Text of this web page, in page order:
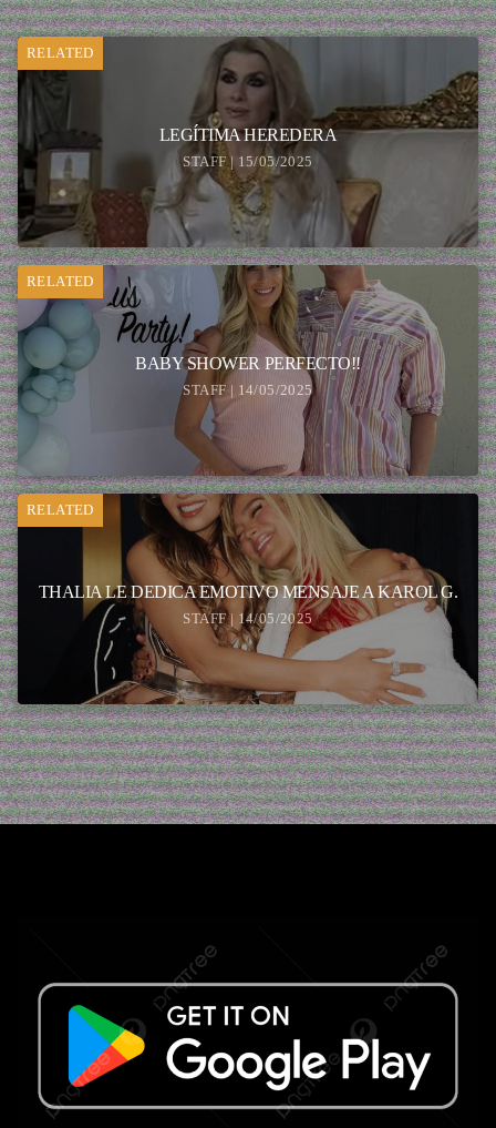
RELATED
LEGÍTIMA HEREDERA
STAFF | 15/05/2025
RELATED
BABY SHOWER PERFECTO!!
STAFF | 14/05/2025
RELATED
THALIA LE DEDICA EMOTIVO MENSAJE A KAROL G.
STAFF | 14/05/2025